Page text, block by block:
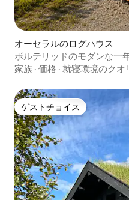
オーセラルのログハウス
ボルテリッドのモダンな一
家族 · 価格 · 就寝環境のクオ
ゲストチョイス
ゲストチョイス